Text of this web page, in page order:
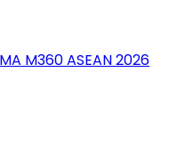
M360 ASEAN 2026